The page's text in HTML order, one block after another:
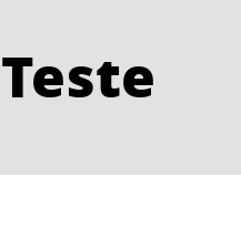
Teste